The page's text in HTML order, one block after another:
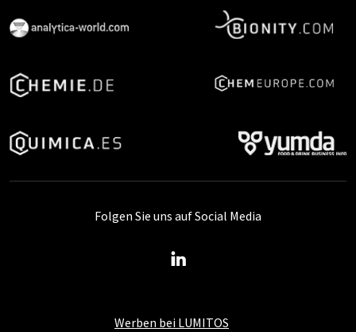
Werben bei LUMITOS
Folgen Sie uns auf Social Media